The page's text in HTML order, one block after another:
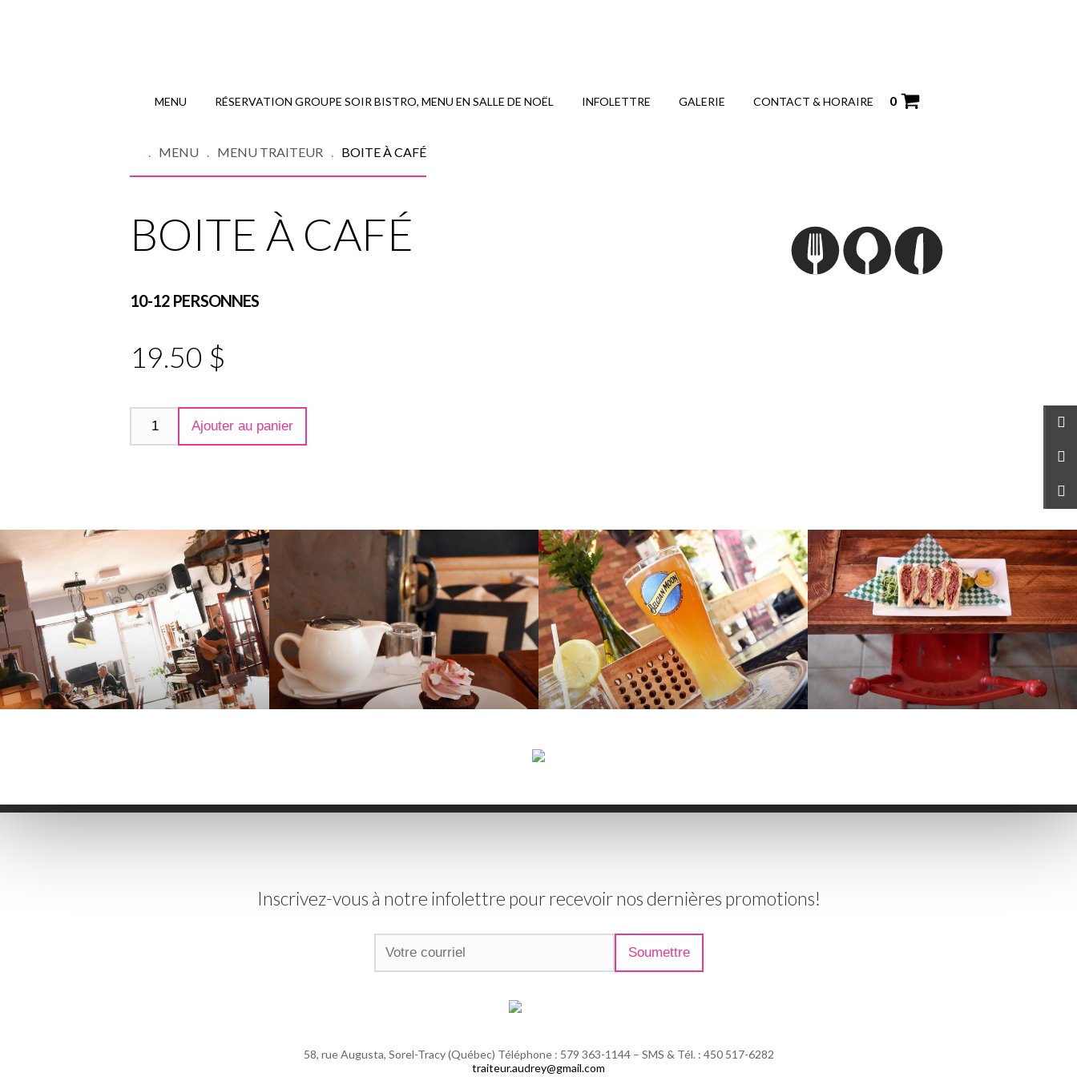
MENU RÉSERVATION GROUPE SOIR BISTRO, MENU EN SALLE DE NOËL INFOLETTRE GALERIE CONTACT & HORAIRE 0
MENU MENU TRAITEUR BOITE À CAFÉ
BOITE À CAFÉ
10-12 PERSONNES
19.50 $
Ajouter au panier
Inscrivez-vous à notre infolettre pour recevoir nos dernières promotions!
58, rue Augusta, Sorel-Tracy (Québec) Téléphone : 579 363-1144 – SMS & Tél. : 450 517-6282
traiteur.audrey@gmail.com